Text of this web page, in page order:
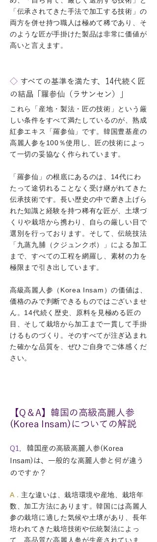
「伝承されてきた手法で加工する技術」の
両方を併せ持つ職人は極めて稀であり、そ
のような匠が手掛けた製品は非常に価値が
高いと言えます。
◇ すべての基準を満たす、14代続く匠
の結晶「羅参仙（ラサンセン）」
これら「産地・製法・匠の技術」という厳
しい条件をすべて満たしているのが、熟成
紅参エキス「羅参仙」です。韓国豊基産の
高麗人参を100％使用し、匠の技術によっ
て一切の妥協なく作られています。
「羅参仙」の根底にあるのは、14代にわ
たって途切れることなく受け継がれてきた
伝承技術です。長い歴史の中で磨き上げら
れた知識と経験を持つ稀有な匠が、土壌づ
くりや栽培から携わり、自らの厳しい目で
選別を行っております。そして、伝統技法
「九蒸九脯（クジュンクポ）」による加工
まで、すべての工程を網羅し、素材の力を
極限まで引き出しています。
高級高麗人参（Korea Insam）の価値は、
価格のみで判断できるものではございませ
ん。14代続く歴史、原料を見極める匠の
目、そして栽培から加工まで一貫して手掛
けるものづくり。そのすべてが注ぎ込まれ
た確かな品質を、ぜひご自身でご体感くだ
さい。
【Q＆A】韓国の高級高麗人参
(Korea Insam)についての解説
Q1． 韓国産の高級高麗人参(Korea
Insam)は、一般的な高麗人参と何が違う
のですか？
A． 主な違いは、栽培環境や産地、栽培年
数、加工方法にあります。韓国には高麗人
参の栽培に適した気候や土壌があり、長年
培われてきた栽培技術や伝統製法によっ
て、高品質な高麗人参が生産されていま